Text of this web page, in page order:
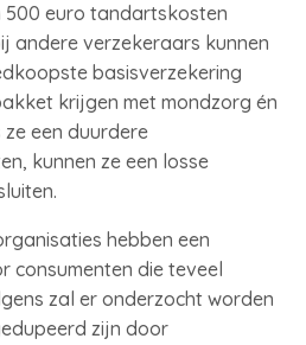
500 euro tandartskosten
andere verzekeraars kunnen
basisverzekering
krijgen met mondzorg én
een duurdere
kunnen ze een losse
hebben een
consumenten die teveel
zal er onderzocht worden
zijn door